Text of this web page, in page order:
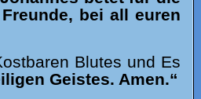
bei all euren
Blutes und Es
Geistes. Amen.“